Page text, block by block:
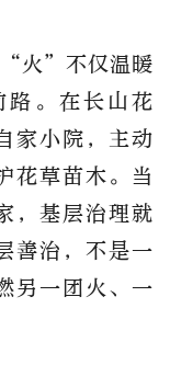
“火”不仅温暖
路。在长山花
家小院，主动
花草苗木。当
，基层治理就
善治，不是一
另一团火、一